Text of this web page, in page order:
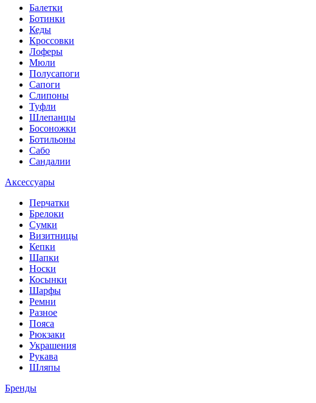
Балетки
Ботинки
Кеды
Кроссовки
Лоферы
Мюли
Полусапоги
Сапоги
Слипоны
Туфли
Шлепанцы
Босоножки
Ботильоны
Сабо
Сандалии
Аксессуары
Перчатки
Брелоки
Сумки
Визитницы
Кепки
Шапки
Носки
Косынки
Шарфы
Ремни
Разное
Пояса
Рюкзаки
Украшения
Рукава
Шляпы
Бренды